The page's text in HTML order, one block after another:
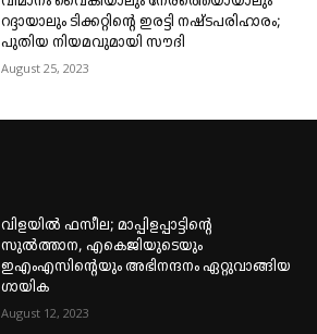
റദ്ദായാലും ടിക്കറ്റിന്റെ ഇരട്ടി നഷ്ടപരിഹാരം;
പുതിയ നിയമവുമായി സൗദി
August 25, 2023
വിളയിൽ ഫസീല; മാപ്പിളപ്പാട്ടിന്റെ
സുൽത്താന, എകെജിയുടെയും
ഇഎംഎസിന്റെയും അഭിനന്ദനം ഏറ്റുവാങ്ങിയ
ഗായിക
August 12, 2023